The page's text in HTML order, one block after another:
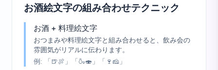
お酒絵文字の組み合わせテクニック
お酒 + 料理絵文字
おつまみや料理絵文字と組み合わせると、飲み会の
雰囲気がリアルに伝わります。
例:
「🍺🍖」「🍶🍣」「🍷🧀」